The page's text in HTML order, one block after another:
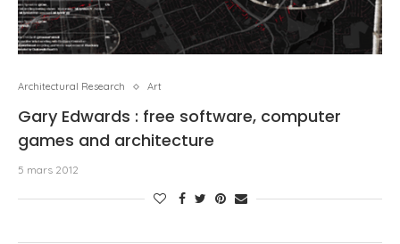
Architectural Research Art
Gary Edwards : free software, computer
games and architecture
5 mars 2012